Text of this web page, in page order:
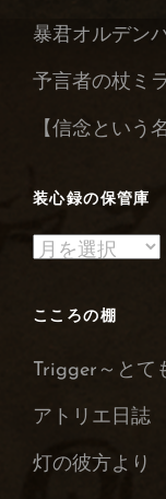
暴君オルデン
予言者の杖ミ
【信念という
装心録の保管庫
装
録
保
こころの棚
Trigger～とて
アトリエ日誌
灯の彼方より